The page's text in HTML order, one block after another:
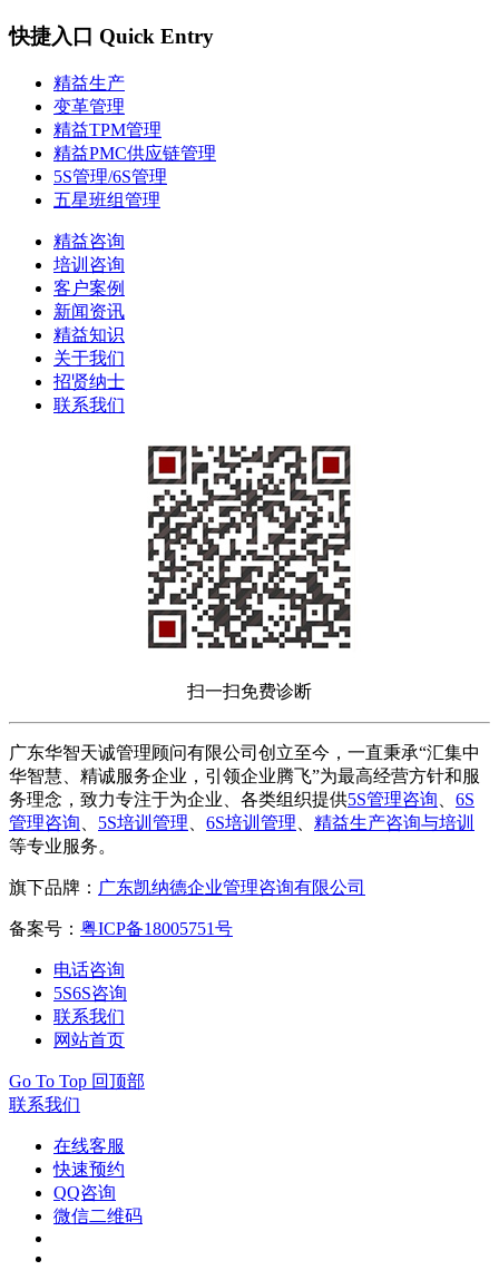
快捷入口 Quick Entry
精益生产
变革管理
精益TPM管理
精益PMC供应链管理
5S管理/6S管理
五星班组管理
精益咨询
培训咨询
客户案例
新闻资讯
精益知识
关于我们
招贤纳士
联系我们
扫一扫免费诊断
广东华智天诚管理顾问有限公司创立至今，一直秉承“汇集中
华智慧、精诚服务企业，引领企业腾飞”为最高经营方针和服
务理念，致力专注于为企业、各类组织提供5S管理咨询
6S
管理咨询
5S培训管理 6S培训管理
精益生产咨询与培训
等专业服务。
旗下品牌： 广东凯纳德企业管理咨询有限公司
备案号： 粤ICP备18005751号
电话咨询
5S6S咨询
联系我们
网站首页
Go To Top 回顶部
联系我们
在线客服
快速预约
QQ咨询
微信二维码